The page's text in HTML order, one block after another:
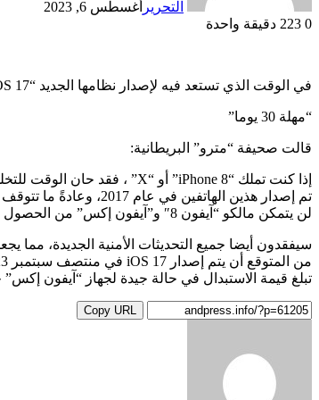
التحرير أغسطس 6, 2023
0
دقيقة واحدة
في الوقت الذي تستعد فيه لإصدار نظامها الجديد “iOS 17”. شركة آبل الأمريكية تصدر تحذير لمستخدمي آيفون
“مهلة 30 يوما”
قالت صحيفة “مترو” البريطانية:
إذا كنت تملك “iPhone 8” أو “X” ، فقد حان الوقت للتخلي عنهما، لأنهما لن يدعما تحديث “iOS 17” القادم.
تم إصدار هذين الهاتفين في عام 2017، وعادةً ما تتوقف “Apple” عن دعم طرازات آيفون القديمة بعد ست سنوات.
لن يتمكن مالكو “آيفون 8″ و”آيفون إكس” من الحصول على آخر تحديثات البرامج أو الميزات.
سيفقدون أيضا جميع التحديثات الأمنية الجديدة، مما
من المتوقع أن يتم إصدار iOS 17 في منتصف سبتمبر 2023، مما يعني أن أمام المستخدمين مهلة مدتها نحو 30 يوما.
تبلغ قيمة الاستبدال في حالة جيدة لجهاز “آيفون إكس” حاليا نحو 190 دولارا، بينما يبلغ سعر “آيفون 8” 90 دولارا و152 دولارا
Copy URL